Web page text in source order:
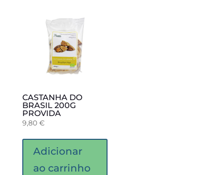
CASTANHA DO
BRASIL 200G
PROVIDA
9,80 €
Adicionar
ao carrinho